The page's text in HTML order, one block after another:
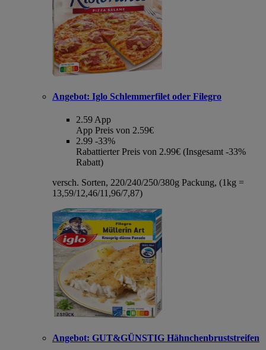
Angebot: Iglo Schlemmerfilet oder Filegro
2.59 App
App Preis von 2.59€
2.99 -33%
Rabattierter Preis von 2.99€ (Insgesamt -33%
Rabatt)
versch. Sorten, 220/240/250/380g Packung, (1kg =
13,59/12,46/11,96/7,87)
Angebot: GUT&GÜNSTIG Hähnchenbruststreifen